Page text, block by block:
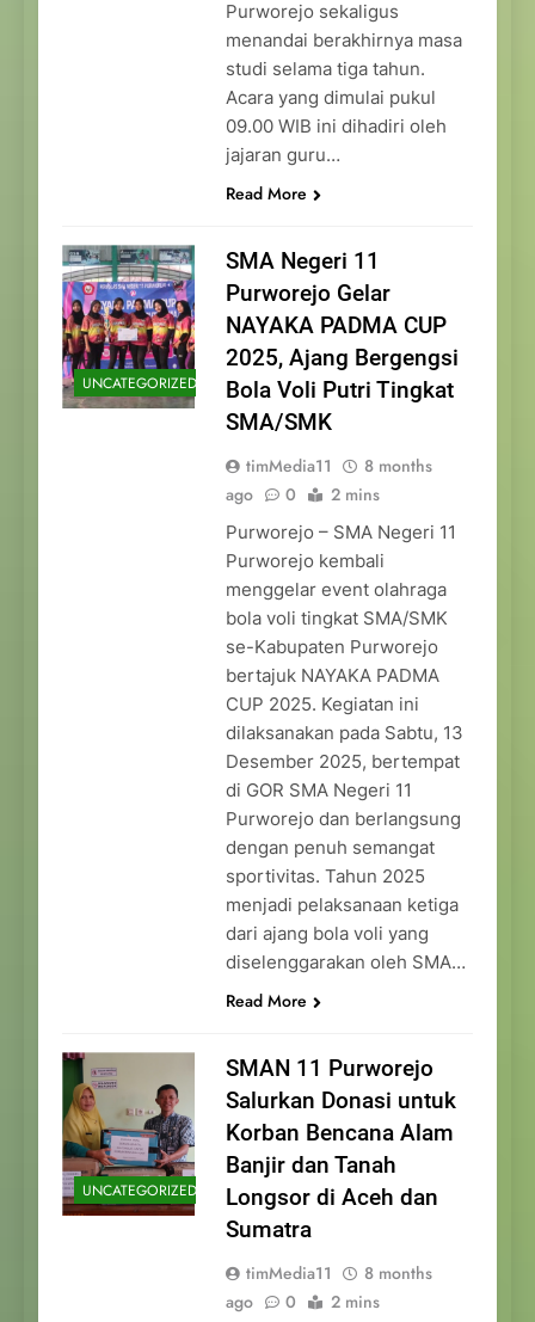
Purworejo sekaligus
menandai berakhirnya masa
studi selama tiga tahun.
Acara yang dimulai pukul
09.00 WIB ini dihadiri oleh
jajaran guru…
Read More
UNCATEGORIZED
SMA Negeri 11
Purworejo Gelar
NAYAKA PADMA CUP
2025, Ajang Bergengsi
Bola Voli Putri Tingkat
SMA/SMK
timMedia11
8 months
ago
0 2 mins
Purworejo – SMA Negeri 11
Purworejo kembali
menggelar event olahraga
bola voli tingkat SMA/SMK
se-Kabupaten Purworejo
bertajuk NAYAKA PADMA
CUP 2025. Kegiatan ini
dilaksanakan pada Sabtu, 13
Desember 2025, bertempat
di GOR SMA Negeri 11
Purworejo dan berlangsung
dengan penuh semangat
sportivitas. Tahun 2025
menjadi pelaksanaan ketiga
dari ajang bola voli yang
diselenggarakan oleh SMA…
Read More
UNCATEGORIZED
SMAN 11 Purworejo
Salurkan Donasi untuk
Korban Bencana Alam
Banjir dan Tanah
Longsor di Aceh dan
Sumatra
timMedia11
8 months
ago
0 2 mins